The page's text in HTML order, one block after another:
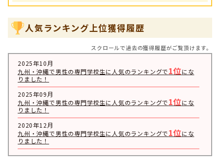
人気ランキング上位獲得履歴
スクロールで過去の獲得履歴がご覧頂けます。
2025年10月
九州・沖縄で男性の専門学校生に人気のランキングで1位にな
りました！
2025年09月
九州・沖縄で男性の専門学校生に人気のランキングで1位にな
りました！
2020年12月
九州・沖縄で男性の専門学校生に人気のランキングで1位にな
りました！
2020年11月